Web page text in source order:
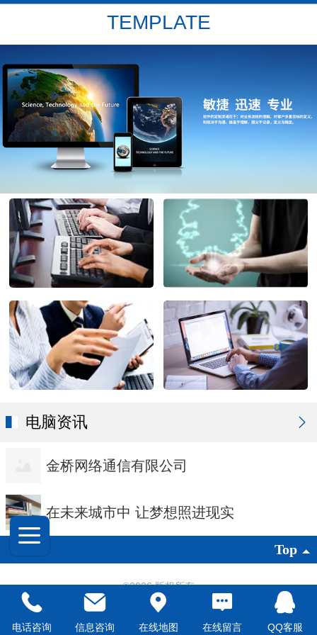
TEMPLATE
电脑资讯
金桥网络通信有限公司
在未来城市中 让梦想照进现实
Top
©2026 版权所有
凡科建站提供技术支持
电脑版
电话咨询
信息咨询 在线地图 在线留言 QQ客服